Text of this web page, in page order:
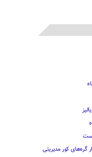
گره‌های کور مدیریتی